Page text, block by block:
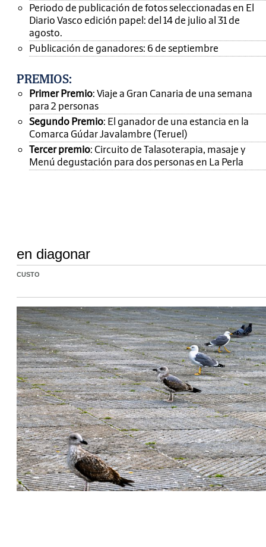
Periodo de publicación de fotos seleccionadas en El
Diario Vasco edición papel: del 14 de julio al 31 de
agosto.
Publicación de ganadores: 6 de septiembre
PREMIOS:
Primer Premio: Viaje a Gran Canaria de una semana
para 2 personas
Segundo Premio: El ganador de una estancia en la
Comarca Gúdar Javalambre (Teruel)
Tercer premio: Circuito de Talasoterapia, masaje y
Menú degustación para dos personas en La Perla
en diagonar
CUSTO